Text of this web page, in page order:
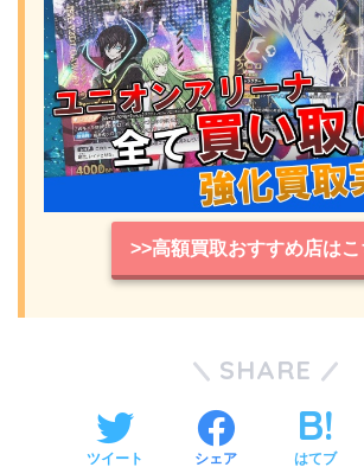
>>高額買取おすすめ店はこ
SHARE
ツイート シェア はてブ